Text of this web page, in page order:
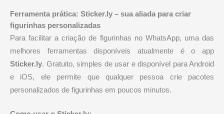
Ferramenta prática: Sticker.ly – sua aliada para criar
figurinhas personalizadas
Para facilitar a criação de figurinhas no WhatsApp, uma das
melhores ferramentas disponíveis atualmente é o app
Sticker.ly. Gratuito, simples de usar e disponível para Android
e iOS, ele permite que qualquer pessoa crie pacotes
personalizados de figurinhas em poucos minutos.